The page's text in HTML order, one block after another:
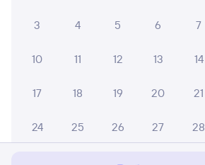
с сайтом.
Подробнее
3 4 5 6 7
10 11 12 13 14
17 18 19 20 21
24 25 26 27 28